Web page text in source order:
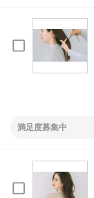
満足度募集中